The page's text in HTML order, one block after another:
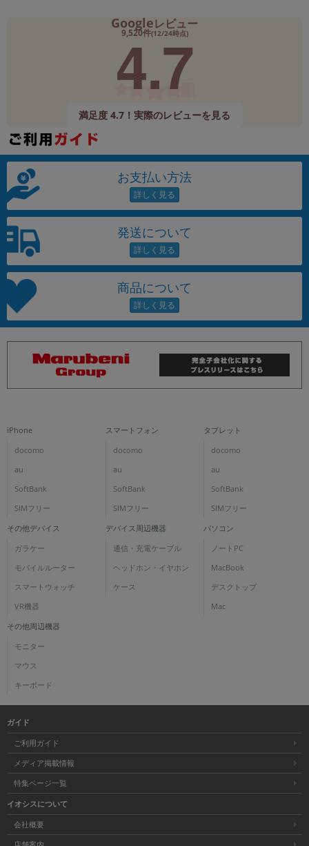
Googleレビュー
9,520件(12/24時点)
4.7
満足度 4.7！実際のレビューを見る
お支払い方法
発送について
商品について
iPhone
docomo
au
SoftBank
SIMフリー
スマートフォン
docomo
au
SoftBank
SIMフリー
タブレット
docomo
au
SoftBank
SIMフリー
その他デバイス
ガラケー
モバイルルーター
スマートウォッチ
VR機器
デバイス周辺機器
通信・充電ケーブル
ヘッドホン・イヤホン
ケース
パソコン
ノートPC
MacBook
デスクトップ
Mac
その他周辺機器
モニター
マウス
キーボード
ガイド
ご利用ガイド
メディア掲載情報
特集ページ一覧
イオシスについて
会社概要